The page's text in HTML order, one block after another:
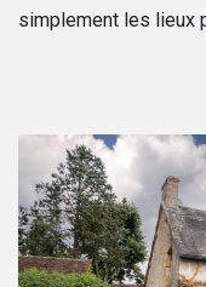
simplement les lieux